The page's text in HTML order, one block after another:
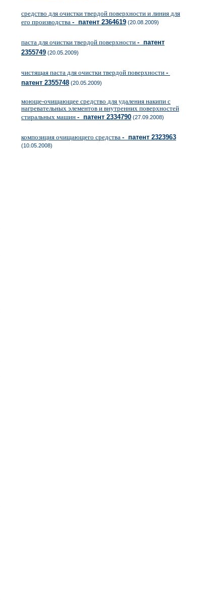
средство для очистки твердой поверхности и линия для
его производства - патент 2364619 (20.08.2009)
паста для очистки твердой поверхности - патент
2355749 (20.05.2009)
чистящая паста для очистки твердой поверхности -
патент 2355748 (20.05.2009)
моюще-очищающее средство для удаления накипи с
нагревательных элементов и внутренних поверхностей
стиральных машин - патент 2334790 (27.09.2008)
композиция очищающего средства - патент 2323963
(10.05.2008)